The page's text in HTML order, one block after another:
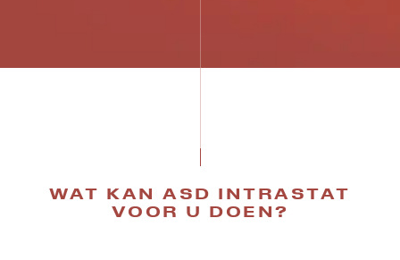
WAT KAN ASD INTRASTAT
VOOR U DOEN?